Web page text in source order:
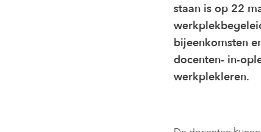
staan is op 22
bijeenkomsten
docenten- in-
werkplekleren.